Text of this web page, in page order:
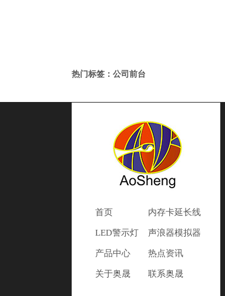
热门标签：公司前台
首页 内存卡延长线
LED警示灯 声浪器模拟器
产品中心 热点资讯
关于奥晟 联系奥晟